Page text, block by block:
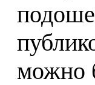
можно